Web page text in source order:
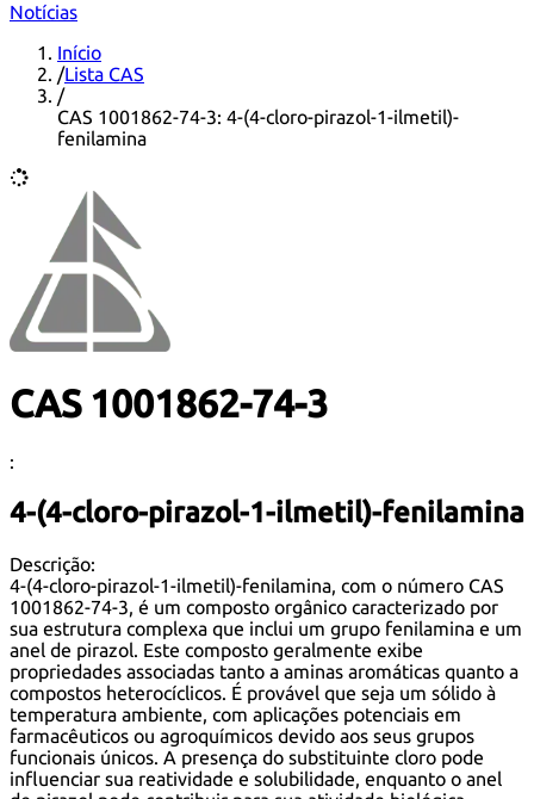
Notícias
Início
/Lista CAS
/
CAS 1001862-74-3: 4-(4-cloro-pirazol-1-ilmetil)-
fenilamina
CAS 1001862-74-3
:
4-(4-cloro-pirazol-1-ilmetil)-fenilamina
Descrição:
4-(4-cloro-pirazol-1-ilmetil)-fenilamina, com o número CAS
1001862-74-3, é um composto orgânico caracterizado por
sua estrutura complexa que inclui um grupo fenilamina e um
anel de pirazol. Este composto geralmente exibe
propriedades associadas tanto a aminas aromáticas quanto a
compostos heterocíclicos. É provável que seja um sólido à
temperatura ambiente, com aplicações potenciais em
farmacêuticos ou agroquímicos devido aos seus grupos
funcionais únicos. A presença do substituinte cloro pode
influenciar sua reatividade e solubilidade, enquanto o anel